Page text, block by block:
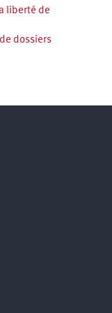
liberté de
dossiers